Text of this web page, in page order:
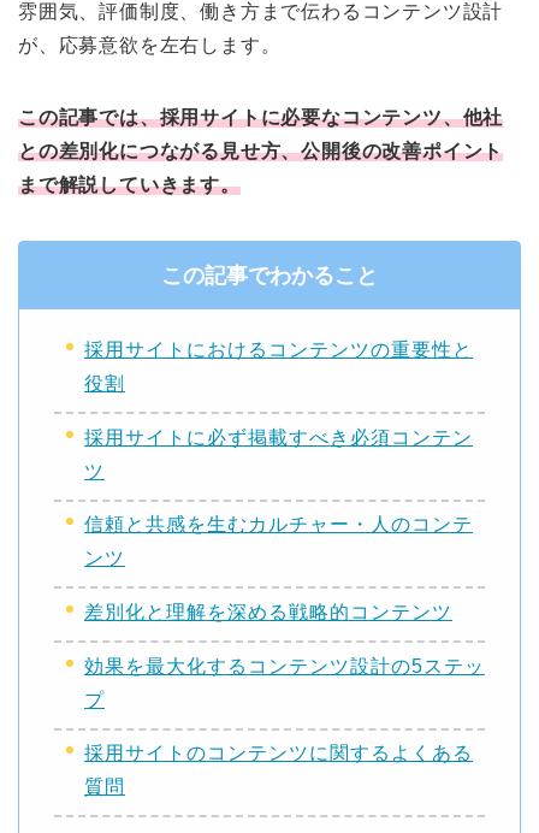
雰囲気、評価制度、働き方まで伝わるコンテンツ設計
が、応募意欲を左右します。
この記事では、採用サイトに必要なコンテンツ、他社
との差別化につながる見せ方、公開後の改善ポイント
まで解説していきます。
この記事でわかること
採用サイトにおけるコンテンツの重要性と
役割
採用サイトに必ず掲載すべき必須コンテン
ツ
信頼と共感を生むカルチャー・人のコンテ
ンツ
差別化と理解を深める戦略的コンテンツ
効果を最大化するコンテンツ設計の5ステッ
プ
採用サイトのコンテンツに関するよくある
質問